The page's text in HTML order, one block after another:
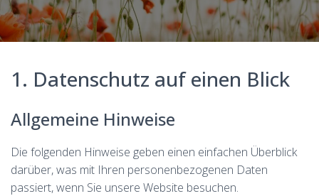
1. Datenschutz auf einen Blick
Allgemeine Hinweise
Die folgenden Hinweise geben einen einfachen Überblick
darüber, was mit Ihren personenbezogenen Daten
passiert, wenn Sie unsere Website besuchen.